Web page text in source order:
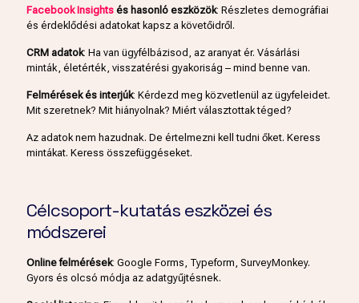
Facebook Insights és hasonló eszközök: Részletes demográfiai
és érdeklődési adatokat kapsz a követőidről.
CRM adatok: Ha van ügyfélbázisod, az aranyat ér. Vásárlási
minták, életérték, visszatérési gyakoriság – mind benne van.
Felmérések és interjúk: Kérdezd meg közvetlenül az ügyfeleidet.
Mit szeretnek? Mit hiányolnak? Miért választottak téged?
Az adatok nem hazudnak. De értelmezni kell tudni őket. Keress
mintákat. Keress összefüggéseket.
Célcsoport-kutatás eszközei és
módszerei
Online felmérések: Google Forms, Typeform, SurveyMonkey.
Gyors és olcsó módja az adatgyűjtésnek.